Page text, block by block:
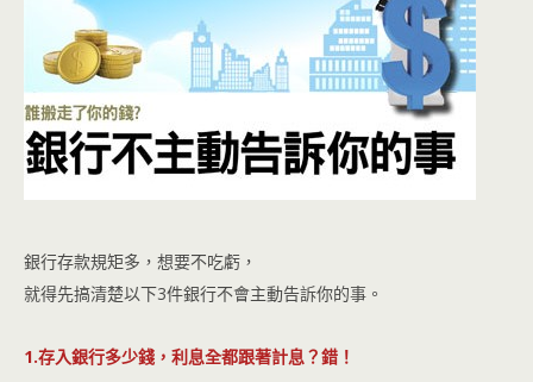
銀行存款規矩多，想要不吃虧，
就得先搞清楚以下3件銀行不會主動告訴你的事。
1.存入銀行多少錢，利息全都跟著計息？錯！